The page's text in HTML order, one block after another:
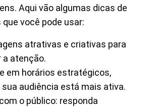
Aqui vão algumas dicas de
você pode usar:
atrativas e criativas para
a atenção.
em horários estratégicos,
sua audiência está mais ativa.
o público: responda